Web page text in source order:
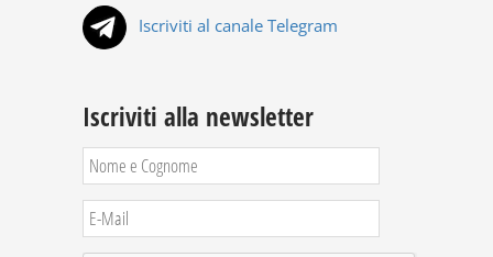
Iscriviti al canale Telegram
Iscriviti alla newsletter